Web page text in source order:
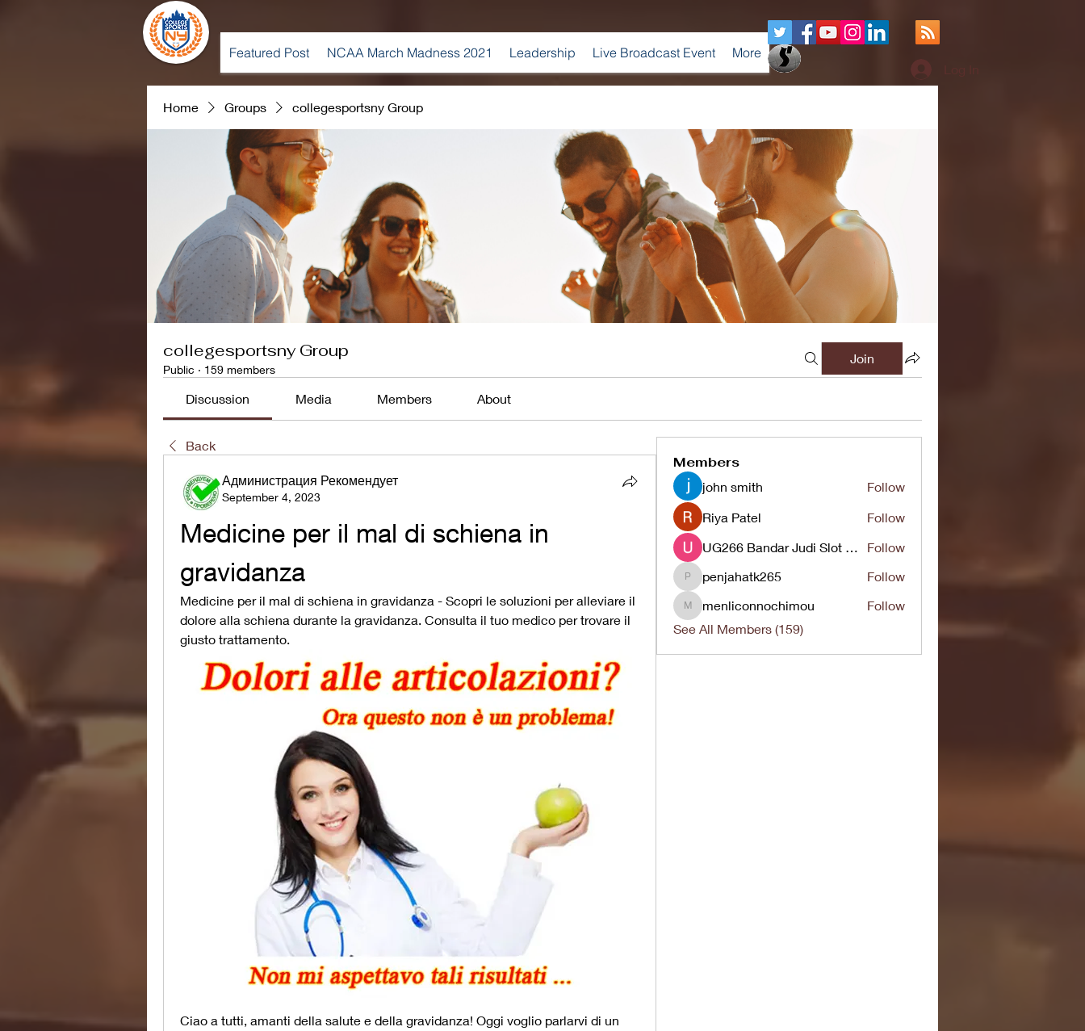
Featured Post NCAA March Madness 2021 Leadership Live Broadcast Event More
Home Groups collegesportsny Group
collegesportsny Group
Public · 159 members
Join
Discussion Media Members About
Back
Администрация Рекомендует
September 4, 2023
Medicine per il mal di schiena in
gravidanza
Medicine per il mal di schiena in gravidanza - Scopri le soluzioni per alleviare il
dolore alla schiena durante la gravidanza. Consulta il tuo medico per trovare il
giusto trattamento.
Ciao a tutti, amanti della salute e della gravidanza! Oggi voglio parlarvi di un
Members
john smith
Follow
Riya Patel
Follow
UG266 Bandar Judi Slot Online Live RTP Slot Gacor Tertinggi
Follow
penjahatk265
penjahatk265 Follow
menliconnochimou
menliconnochimou
Follow
See All Members (159)